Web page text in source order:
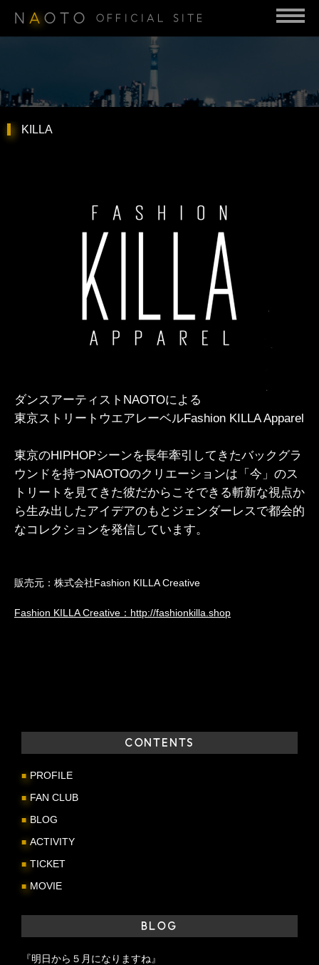
N A OTO OFFICIAL SITE
KILLA
ダンスアーティストNAOTOによる
東京ストリートウエアレーベルFashion KILLA Apparel
東京のHIPHOPシーンを長年牽引してきたバックグラ
ウンドを持つNAOTOのクリエーションは「今」のス
トリートを見てきた彼だからこそできる斬新な視点か
ら生み出したアイデアのもとジェンダーレスで都会的
なコレクションを発信しています。
販売元：株式会社Fashion KILLA Creative
Fashion KILLA Creative：http://fashionkilla.shop
CONTENTS
PROFILE
FAN CLUB
BLOG
ACTIVITY
TICKET
MOVIE
BLOG
『明日から５月になりますね』